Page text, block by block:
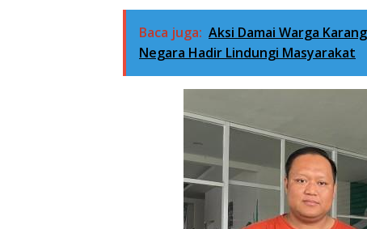
Baca juga: Aksi Damai Warga
Negara Hadir Lindungi Masyarakat